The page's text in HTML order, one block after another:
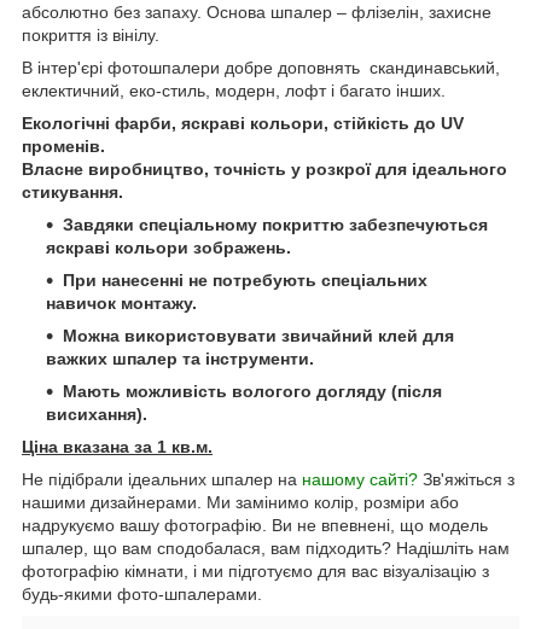
абсолютно без запаху. Основа шпалер – флізелін, захисне
покриття із вінілу.
В інтер'єрі фотошпалери добре доповнять скандинавський,
еклектичний, еко-стиль, модерн, лофт і багато інших.
Екологічні фарби, яскраві кольори, стійкість до UV
променів.
Власне виробництво, точність у розкрої для ідеального
стикування.
Завдяки спеціальному покриттю забезпечуються
яскраві кольори зображень.
При нанесенні не потребують спеціальних
навичок монтажу.
Можна використовувати звичайний клей для
важких шпалер та інструменти.
Мають можливість вологого догляду (після
висихання).
Ціна вказана за 1 кв.м.
Не підібрали ідеальних шпалер на нашому сайті? Зв'яжіться з
нашими дизайнерами. Ми замінимо колір, розміри або
надрукуємо вашу фотографію. Ви не впевнені, що модель
шпалер, що вам сподобалася, вам підходить? Надішліть нам
фотографію кімнати, і ми підготуємо для вас візуалізацію з
будь-якими фото-шпалерами.